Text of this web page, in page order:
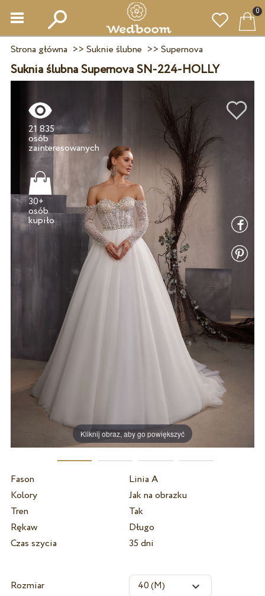
0
Strona główna >> Suknie ślubne >> Supernova
Suknia ślubna Supernova SN-224-HOLLY
Kliknij obraz, aby go powiększyć
21 835
osób
30+
osób
Fason
Linia A
Kolory
Jak na obrazku
Tren
Tak
Rękaw
Długo
Czas szycia
35 dni
Rozmiar